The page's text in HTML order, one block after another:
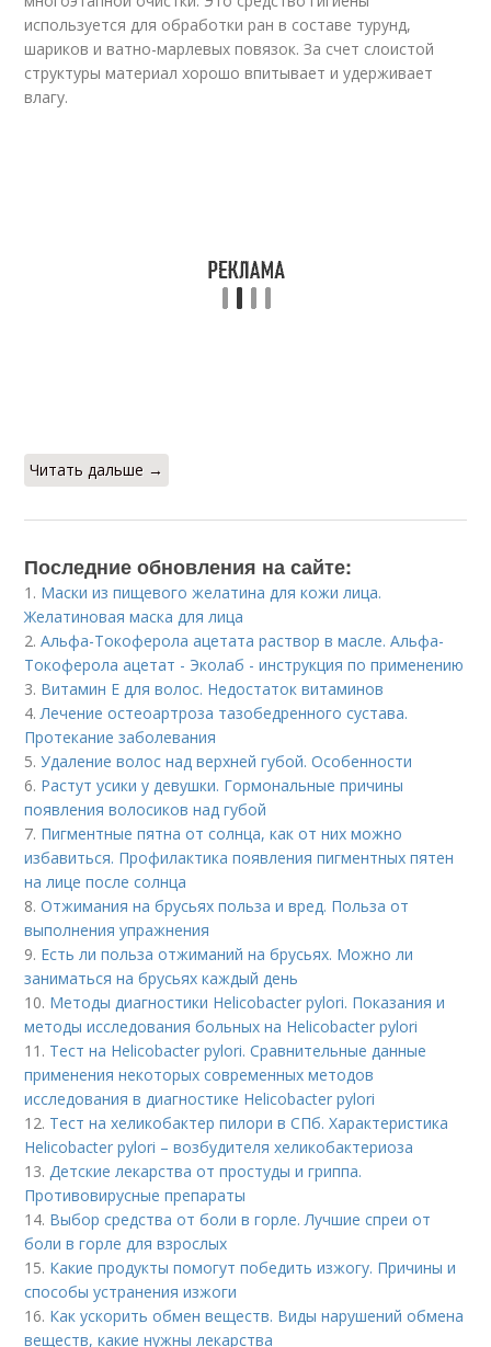
используется для обработки ран в составе турунд,
шариков и ватно-марлевых повязок. За счет слоистой
структуры материал хорошо впитывает и удерживает
влагу.
Читать дальше →
Последние обновления на сайте:
1. Маски из пищевого желатина для кожи лица.
Желатиновая маска для лица
2.Альфа-Токоферола ацетата раствор в масле. Альфа-
Токоферола ацетат - Эколаб - инструкция по применению
3. Витамин Е для волос. Недостаток витаминов
4.Лечение остеоартроза тазобедренного сустава.
Протекание заболевания
5.Удаление волос над верхней губой. Особенности
6. Растут усики у девушки. Гормональные причины
появления волосиков над губой
7. Пигментные пятна от солнца, как от них можно
избавиться. Профилактика появления пигментных пятен
на лице после солнца
8.Отжимания на брусьях польза и вред. Польза от
выполнения упражнения
9. Есть ли польза отжиманий на брусьях. Можно ли
заниматься на брусьях каждый день
10. Методы диагностики Helicobacter pylori. Показания и
методы исследования больных на Helicobacter pylori
11. Тест на Helicobacter pylori. Сравнительные данные
применения некоторых современных методов
исследования в диагностике Helicobacter pylori
12. Тест на хеликобактер пилори в СПб. Характеристика
Helicobacter pylori – возбудителя хеликобактериоза
13.Детские лекарства от простуды и гриппа.
Противовирусные препараты
14. Выбор средства от боли в горле. Лучшие спреи от
боли в горле для взрослых
15. Какие продукты помогут победить изжогу. Причины и
способы устранения изжоги
16. Как ускорить обмен веществ. Виды нарушений обмена
веществ, какие нужны лекарства